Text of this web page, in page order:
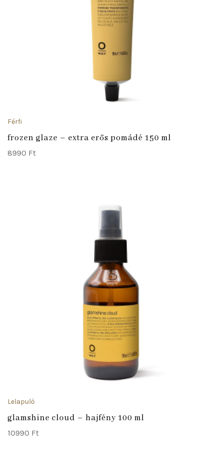
Férfi
frozen glaze – extra erős pomádé 150 ml
8990 Ft
Lelapuló
glamshine cloud – hajfény 100 ml
10990 Ft